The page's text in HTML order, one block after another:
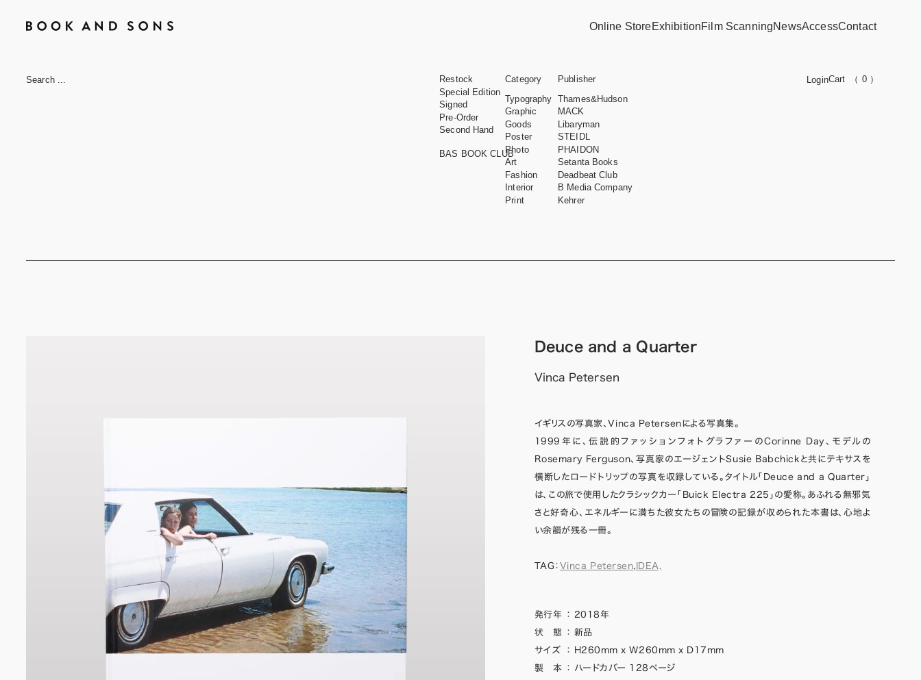
Online StoreExhibitionFilm ScanningNewsAccessContact
LoginCart （ 0 ）
Restock
Special Edition
Signed
Pre-Order
Second Hand
BAS BOOK CLUB
Category
Typography
Graphic
Goods
Poster
Photo
Art
Fashion
Interior
Print
Publisher
Thames&Hudson
MACK
Libaryman
STEIDL
PHAIDON
Setanta Books
Deadbeat Club
B Media Company
Kehrer
Deuce and a Quarter
Vinca Petersen
イギリスの写真家、Vinca Petersenによる写真集。
1999年に、伝説的ファッションフォトグラファーのCorinne Day、モデルの
Rosemary Ferguson、写真家のエージェントSusie Babchickと共にテキサスを
横断したロードトリップの写真を収録している。タイトル「Deuce and a Quarter」
は、この旅で使用したクラシックカー「Buick Electra 225」の愛称。あふれる無邪気
さと好奇心、エネルギーに満ちた彼女たちの冒険の記録が収められた本書は、心地よ
い余韻が残る一冊。
TAG： Vinca Petersen, IDEA,
発行年 ：
2018年
状 態
： 新品
サイズ
：
H260mm x W260mm x D17mm
製 本
：
ハードカバー 128ページ